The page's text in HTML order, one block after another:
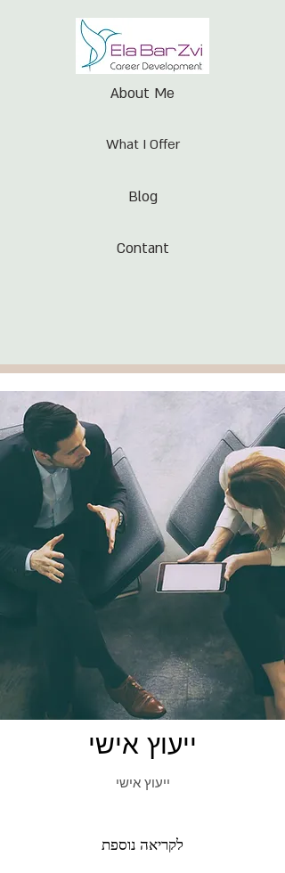
About Me
What I Offer
Blog
Contant
ייעוץ אישי
ייעוץ אישי
לקריאה נוספת